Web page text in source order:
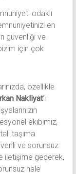
odaklı
en
güvenliği ve
için çok
özellikle
Nakliyat‘ı
ekibimiz,
taşıma
ve sorunsuz
iletişime geçerek,
hale